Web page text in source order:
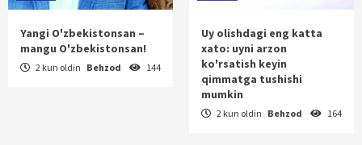
Yangi O'zbekistonsan –
mangu O'zbekistonsan!
2 kun oldin Behzod 144
Uy olishdagi eng katta
xato: uyni arzon
ko'rsatish keyin
qimmatga tushishi
mumkin
2 kun oldin Behzod 164